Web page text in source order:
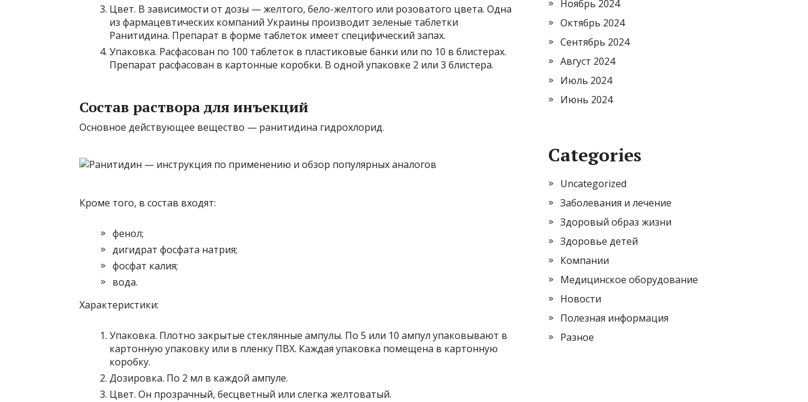
Цвет. В зависимости от дозы — желтого, бело-желтого или розоватого цвета. Одна
из фармацевтических компаний Украины производит зеленые таблетки
Ранитидина. Препарат в форме таблеток имеет специфический запах.
Упаковка. Расфасован по 100 таблеток в пластиковые банки или по 10 в блистерах.
Препарат расфасован в картонные коробки. В одной упаковке 2 или 3 блистера.
Состав раствора для инъекций
Основное действующее вещество — ранитидина гидрохлорид.
Кроме того, в состав входят:
фенол;
дигидрат фосфата натрия;
фосфат калия;
вода.
Характеристики:
Упаковка. Плотно закрытые стеклянные ампулы. По 5 или 10 ампул упаковывают в
картонную упаковку или в пленку ПВХ. Каждая упаковка помещена в картонную
коробку.
Дозировка. По 2 мл в каждой ампуле.
Цвет. Он прозрачный, бесцветный или слегка желтоватый.
Ноябрь 2024
Октябрь 2024
Сентябрь 2024
Август 2024
Июль 2024
Июнь 2024
Categories
Uncategorized
Заболевания и лечение
Здоровый образ жизни
Здоровье детей
Компании
Медицинское оборудование
Новости
Полезная информация
Разное